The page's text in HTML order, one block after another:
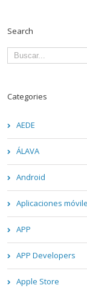
Search
Categories
AEDE
ÁLAVA
Android
Aplicaciones
APP
APP Developers
Apple Store